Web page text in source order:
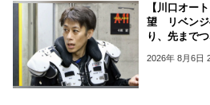
【川口オー
望 リベンジ
り、先まで
2026年 8月6日